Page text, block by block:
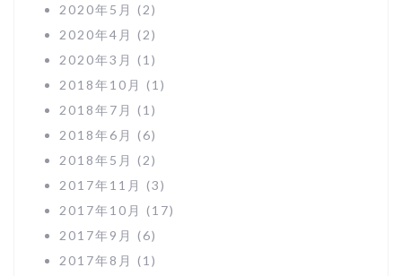
2020年5月
(2)
2020年4月
(2)
2020年3月
(1)
2018年10月
(1)
2018年7月
(1)
2018年6月
(6)
2018年5月
(2)
2017年11月
(3)
2017年10月
(17)
2017年9月
(6)
2017年8月
(1)